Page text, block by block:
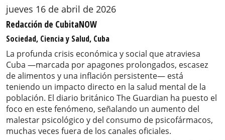
jueves 16 de abril de 2026
Redacción de CubitaNOW
Sociedad, Ciencia y Salud, Cuba
La profunda crisis económica y social que atraviesa
Cuba —marcada por apagones prolongados, escasez
de alimentos y una inflación persistente— está
teniendo un impacto directo en la salud mental de la
población. El diario británico The Guardian ha puesto el
foco en este fenómeno, señalando un aumento del
malestar psicológico y del consumo de psicofármacos,
muchas veces fuera de los canales oficiales.